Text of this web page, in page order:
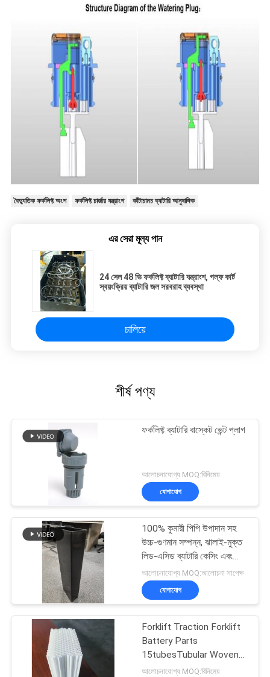
বৈদ্যুতিক ফর্কলিফ্ট অংশ ফর্কলিফ্ট চার্জার যন্ত্রাংশ কাঁটাচামচ ব্যাটারি আনুষাঙ্গিক
এর সেরা মূল্য পান
24 সেল 48 ভি ফর্কলিফ্ট ব্যাটারি যন্ত্রাংশ, গল্ফ কার্ট
স্বয়ংক্রিয় ব্যাটারি জল সরবরাহ ব্যবস্থা
চালিয়ে
শীর্ষ পণ্য
ফর্কলিফ্ট ব্যাটারি বাস্কেট ভেন্ট প্লাগ
আলোচনাযোগ্য MOQ:বিনিমেয়
যোগাযোগ
100% কুমারী পিপি উপাদান সহ
উচ্চ-গুণমান সম্পন্ন, ঝালাই-মুক্ত
লিড-এসিড ব্যাটারি কেসিং এবং
কাস্টমাইজযোগ্য আকার - BCI বক্স
আলোচনাযোগ্য MOQ:আলোচনা সাপেক্ষ
যোগাযোগ
Forklift Traction Forklift
Battery Parts
15tubesTubular Woven
Battery Gauntlet
আলোচনাযোগ্য MOQ:বিনিমেয়